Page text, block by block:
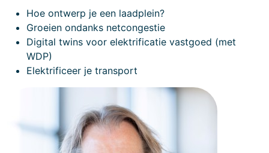
Hoe ontwerp je een laadplein?
Groeien ondanks netcongestie
Digital twins voor elektrificatie vastgoed (met
WDP)
Elektrificeer je transport